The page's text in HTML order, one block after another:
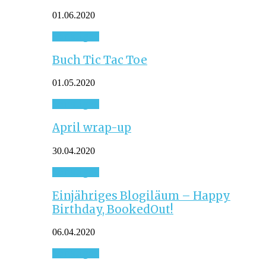
01.06.2020
Buch Tic Tac Toe
01.05.2020
April wrap-up
30.04.2020
Einjähriges Blogiläum – Happy
Birthday, BookedOut!
06.04.2020